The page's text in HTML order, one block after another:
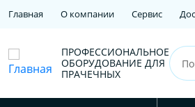
Главная О компании Сервис
ПРОФЕССИОНАЛЬНОЕ
ОБОРУДОВАНИЕ ДЛЯ
ПРАЧЕЧНЫХ